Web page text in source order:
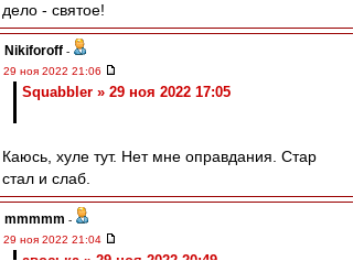
дело - святое!
Nikiforoff -
29 ноя 2022 21:06
Squabbler » 29 ноя 2022 17:05
Каюсь, хуле тут. Нет мне оправдания. Стар
стал и слаб.
mmmmm -
29 ноя 2022 21:04
авоська » 29 ноя 2022 20:49